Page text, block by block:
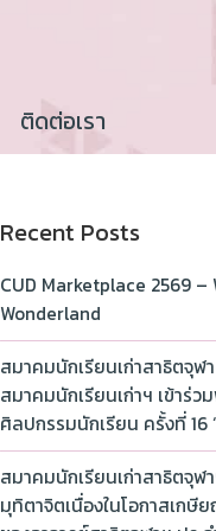
ติดต่อเรา
Recent Posts
CUD Marketplace 2569 –
Wonderland
สมาคมนักเรียนเก่าสาธิตจุฬ
สมาคมนักเรียนเก่าฯ เข้าร่ว
ศิลปกรรมนักเรียน ครั้งที่ 16
สมาคมนักเรียนเก่าสาธิตจุฬ
มุทิตาจิตเนื่องในโอกาสเกษี